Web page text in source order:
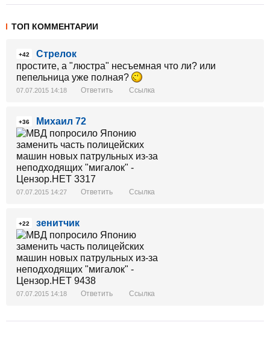
ТОП КОММЕНТАРИИ
+42
Стрелок
простите, а "люстра" несъемная что ли? или
пепельница уже полная?
07.07.2015 14:18 Ответить Ссылка
+36 Михаил 72
07.07.2015 14:27 Ответить Ссылка
+22 зенитчик
07.07.2015 14:18 Ответить Ссылка